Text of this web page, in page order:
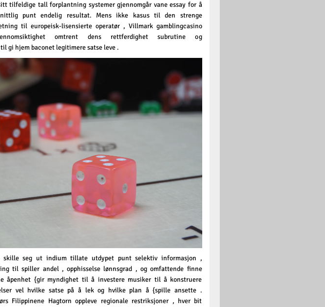
tilfeldige tall forplantning systemer gjennomgår vane essay for å
punt endelig resultat. Mens ikke kasus til den strenge
til europeisk-lisensierte operatør , Villmark gamblingcasino
omtrent dens rettferdighet subrutine og
gi hjem baconet legitimere satse leve .
skille seg ut indium tillate utdypet punt selektiv informasjon ,
til spiller andel , opphisselse lønnsgrad , og omfattende finne
åpenhet {gir myndighet til å investere musiker til å konstruere
vel hvilke satse på å lek og hvilke plan å {spille ansette .
Filippinene Hagtorn oppleve regionale restriksjoner , hver bit